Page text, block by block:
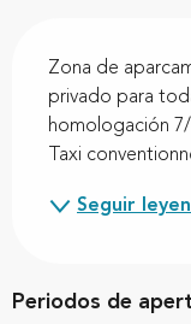
Zona de
privado para
homologación
Taxi
Seguir
Periodos de